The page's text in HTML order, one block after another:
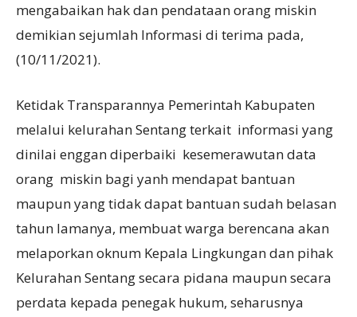
mengabaikan hak dan pendataan orang miskin
demikian sejumlah Informasi di terima pada,
(10/11/2021).
Ketidak Transparannya Pemerintah Kabupaten
melalui kelurahan Sentang terkait informasi yang
dinilai enggan diperbaiki kesemerawutan data
orang miskin bagi yanh mendapat bantuan
maupun yang tidak dapat bantuan sudah belasan
tahun lamanya, membuat warga berencana akan
melaporkan oknum Kepala Lingkungan dan pihak
Kelurahan Sentang secara pidana maupun secara
perdata kepada penegak hukum, seharusnya